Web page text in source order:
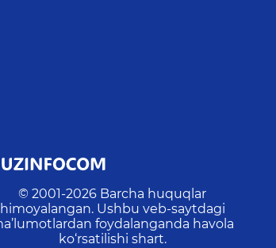
© 2001-2026 Barcha huquqlar
himoyalangan. Ushbu veb-saytdagi
foydalanganda havola
ko‘rsatilishi shart.